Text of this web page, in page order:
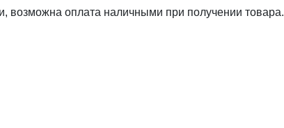
возможна оплата наличными при получении товара.